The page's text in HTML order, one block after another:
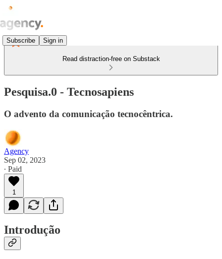
Subscribe Sign in
Read distraction-free on Substack
Pesquisa.0 - Tecnosapiens
O advento da comunicação tecnocêntrica.
Agency
Sep 02, 2023
∙ Paid
1
Introdução